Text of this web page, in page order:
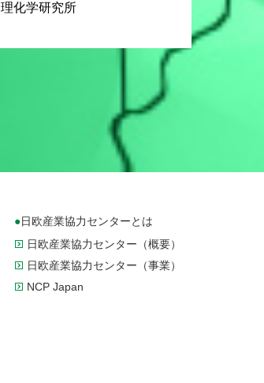
理化学研究所
埼
日欧産業協力センターとは
日欧産業協力センター（概要）
日欧産業協力センター（事業）
NCP Japan